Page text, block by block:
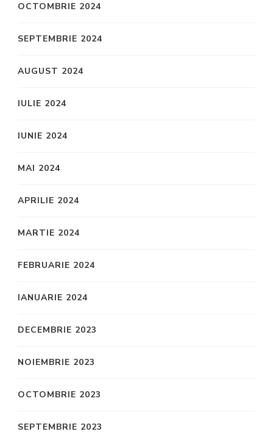
OCTOMBRIE 2024
SEPTEMBRIE 2024
AUGUST 2024
IULIE 2024
IUNIE 2024
MAI 2024
APRILIE 2024
MARTIE 2024
FEBRUARIE 2024
IANUARIE 2024
DECEMBRIE 2023
NOIEMBRIE 2023
OCTOMBRIE 2023
SEPTEMBRIE 2023